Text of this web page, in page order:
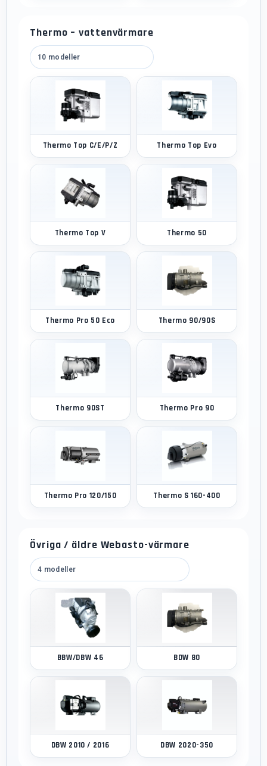
Thermo – vattenvärmare
10 modeller
Thermo Top C/E/P/Z Thermo Top Evo
Thermo Top V Thermo 50
Thermo Pro 50 Eco Thermo 90/90S
Thermo 90ST Thermo Pro 90
Thermo Pro 120/150 Thermo S 160-400
Övriga / äldre Webasto-värmare
4 modeller
BBW/DBW 46 BDW 80
DBW 2010 / 2016 DBW 2020-350